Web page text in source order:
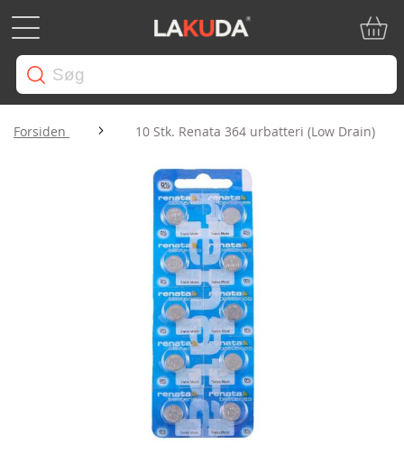
Forsiden 10 Stk. Renata 364 urbatteri (Low Drain)